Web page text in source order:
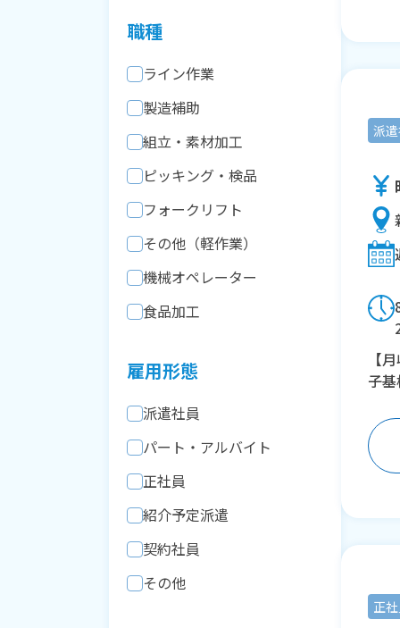
職種
ライン作業
製造補助
組立・素材加工
ピッキング・検品
フォークリフト
その他（軽作業）
機械オペレーター
食品加工
雇用形態
派遣社員
パート・アルバイト
正社員
紹介予定派遣
契約社員
その他
派
【
子
正